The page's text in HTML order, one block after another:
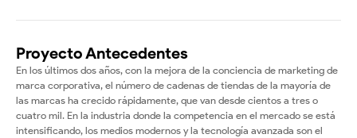
aire
libre
de
Emdoor
ProyectoAntecedentes
En los últimos dos años, con la mejora de la conciencia de marketing de
marca corporativa, el número de cadenas de tiendas de la mayoría de
las marcas ha crecido rápidamente, que van desde cientos a tres o
cuatro mil. En la industria donde la competencia en el mercado se está
intensificando, los medios modernos y la tecnología avanzada son el